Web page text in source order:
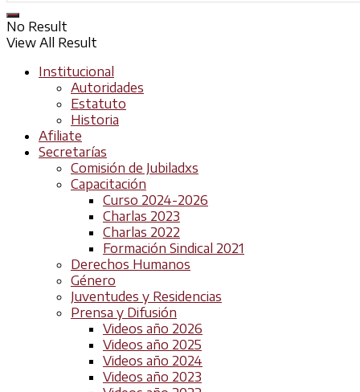
No Result
View All Result
Institucional
Autoridades
Estatuto
Historia
Afiliate
Secretarías
Comisión de Jubiladxs
Capacitación
Curso 2024-2026
Charlas 2023
Charlas 2022
Formación Sindical 2021
Derechos Humanos
Género
Juventudes y Residencias
Prensa y Difusión
Videos año 2026
Videos año 2025
Videos año 2024
Videos año 2023